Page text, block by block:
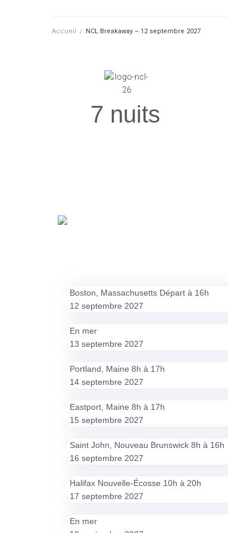
Accueil / NCL Breakaway – 12 septembre 2027
7 nuits
Boston, Massachusetts Départ à 16h
12 septembre 2027
En mer
13 septembre 2027
Portland, Maine 8h à 17h
14 septembre 2027
Eastport, Maine 8h à 17h
15 septembre 2027
Saint John, Nouveau Brunswick 8h à 16h
16 septembre 2027
Halifax Nouvelle-Écosse 10h à 20h
17 septembre 2027
En mer